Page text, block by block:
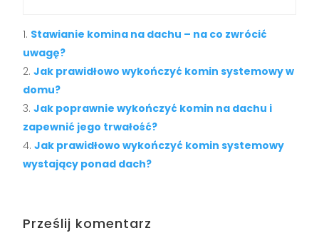
Stawianie komina na dachu – na co zwrócić
uwagę?
Jak prawidłowo wykończyć komin systemowy w
domu?
Jak poprawnie wykończyć komin na dachu i
zapewnić jego trwałość?
Jak prawidłowo wykończyć komin systemowy
wystający ponad dach?
Prześlij komentarz